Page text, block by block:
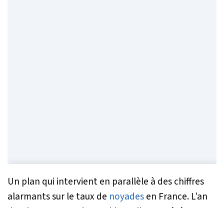
Un plan qui intervient en parallèle à des chiffres
alarmants sur le taux de noyadesen France. L’an